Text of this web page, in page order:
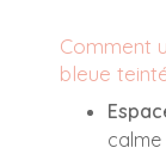
Comment
bleue
calme